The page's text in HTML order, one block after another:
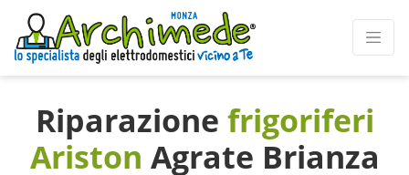
Riparazione frigoriferi
Ariston Agrate Brianza